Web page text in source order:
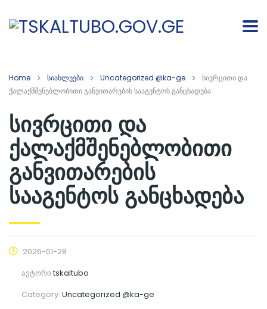
Home სიახლეები Uncategorized @ka-ge
სივრცითი და
ქალაქმშენებლობითი განვითარების სააგენტოს განცხადება
სივრცითი და
ქალაქმშენებლობითი
განვითარების
სააგენტოს განცხადება
2026-01-28
ავტორიtskaltubo
Category: Uncategorized @ka-ge